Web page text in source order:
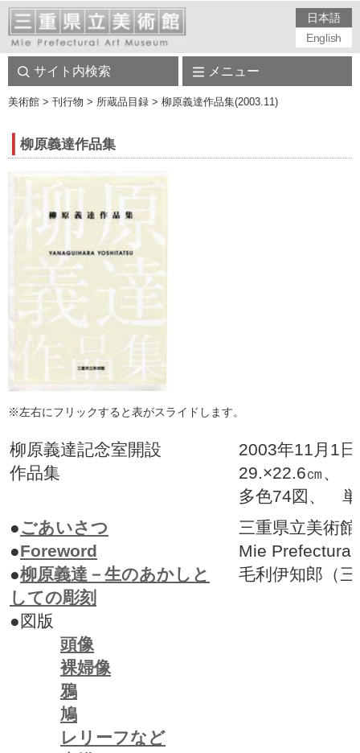
日本語
English
サイト内検索 メニュー
美術館 > 刊行物 > 所蔵品目録 > 柳原義達作品集(2003.11)
柳原義達作品集
※左右にフリックすると表がスライドします。
柳原義達記念室開設
作品集
2003年11月1日
29.×22.6㎝、
多色74図、 単
●ごあいさつ
●Foreword
●柳原義達－生のあかしと
しての彫刻
●図版
頭像
裸婦像
鴉
鳩
レリーフなど
三重県立美術館
Mie
毛利伊知郎（